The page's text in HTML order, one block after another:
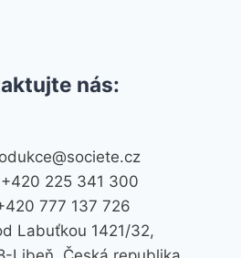
nás:
+420 225 341 300
777 137 726
Labuťkou 1421/32,